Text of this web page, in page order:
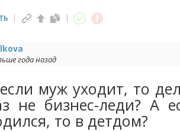
года назад
муж уходит, то
не бизнес-леди? А
то в детдом?